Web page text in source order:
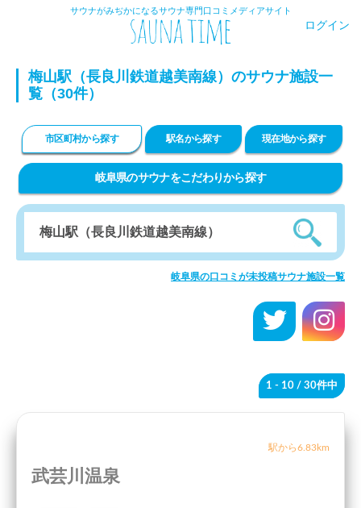
サウナがみぢかになるサウナ専門口コミメディアサイト
ログイン
梅山駅（長良川鉄道越美南線）のサウナ施設一
覧（30件）
市区町村から探す 駅名から探す 現在地から探す
岐阜県のサウナをこだわりから探す
岐阜県の口コミが未投稿サウナ施設一覧
1 - 10 / 30件中
駅から6.83km
武芸川温泉